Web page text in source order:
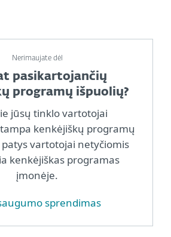
Nerimaujate dėl
pasikartojančių
programų išpuolių?
jūsų tinklo vartotojai
kenkėjiškų programų
vartotojai netyčiomis
kenkėjiškas programas
įmonėje.
saugumo sprendimas